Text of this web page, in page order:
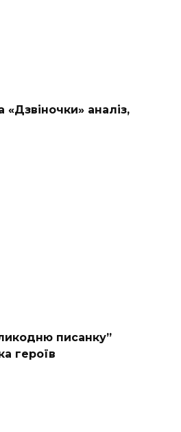
аналіз,
писанку”
героїв